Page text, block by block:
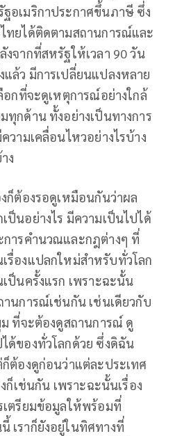
อเมริกาประกาศขึ้นภาษี ซึ่ง
ทยได้ติดตามสถานการณ์และ
จากที่สหรัฐให้เวลา 90 วัน
ล้ว มีการเปลี่ยนแปลงหลาย
อกที่จะดูเหตุการณ์อย่างใกล้
กด้าน ทั้งอย่างเป็นทางการ
วามเคลื่อนไหวอย่างไรบ้าง
ง
ก็ต้องรอดูเหมือนกันว่าผล
ป็นอย่างไร มีความเป็นไปได้
ารคำนวณและกฎต่างๆ ที่
รื่องแปลกใหม่สำหรับทั่วโลก
ป็นครั้งแรก เพราะฉะนั้น
นการณ์เช่นกัน เช่นเดียวกับ
ที่จะต้องดูสถานการณ์ ดู
ด้ของทั่วโลกด้วย ซึ่งดิฉัน
ต้องดูก่อนว่าแต่ละประเทศ
ก็เช่นกัน เพราะฉะนั้นเรื่อง
ตรียมข้อมูลให้พร้อมที่
เราก็ยังอยู่ในทิศทางที่